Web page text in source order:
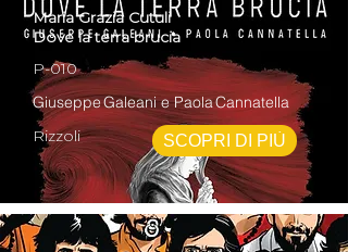
Maria Grazia Cutuli
Dove la terra brucia
P-010
Giuseppe Galeani e Paola Cannatella
Rizzoli
SCOPRI DI PIÙ